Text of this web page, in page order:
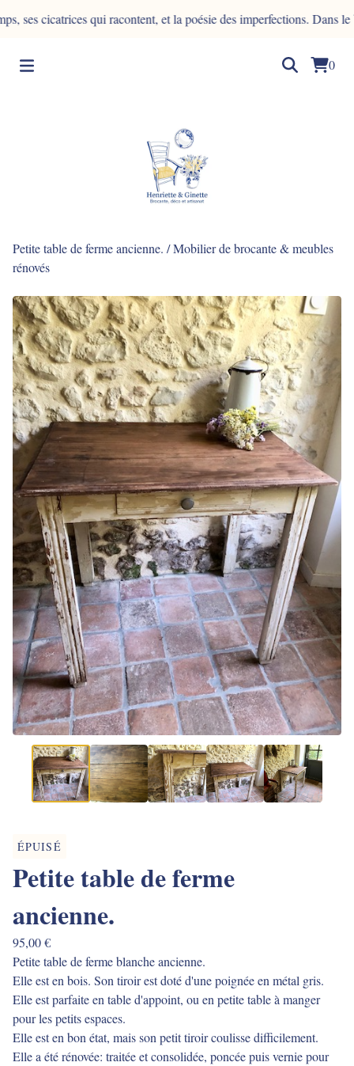
cicatrices qui racontent, et la poésie des imperfections. Dans
0
Petite table de ferme ancienne. /Mobilier de brocante & meubles
rénovés
ÉPUISÉ
Petite table de ferme
ancienne.
95,00€
Petite table de ferme blanche ancienne.
Elle est en bois. Son tiroir est doté d'une poignée en métal gris.
Elle est parfaite en table d'appoint, ou en petite table à manger
pour les petits espaces.
Elle est en bon état, mais son petit tiroir coulisse difficilement.
Elle a été rénovée: traitée et consolidée, poncée puis vernie pour